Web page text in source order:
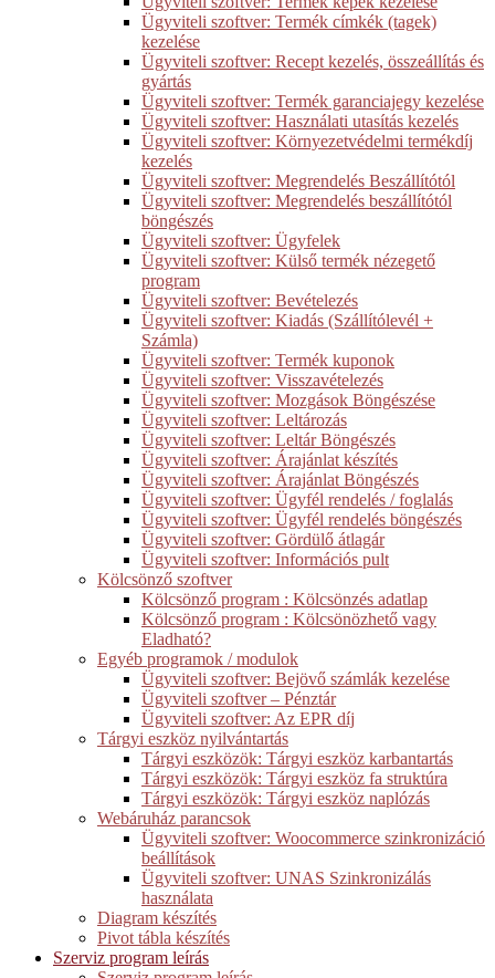
Ügyviteli szoftver: Termék címkék (tagek)
kezelése
Ügyviteli szoftver: Recept kezelés, összeállítás és
gyártás
Ügyviteli szoftver: Termék garanciajegy kezelése
Ügyviteli szoftver: Használati utasítás kezelés
Ügyviteli szoftver: Környezetvédelmi termékdíj
kezelés
Ügyviteli szoftver: Megrendelés Beszállítótól
Ügyviteli szoftver: Megrendelés beszállítótól
böngészés
Ügyviteli szoftver: Ügyfelek
Ügyviteli szoftver: Külső termék nézegető
program
Ügyviteli szoftver: Bevételezés
Ügyviteli szoftver: Kiadás (Szállítólevél +
Számla)
Ügyviteli szoftver: Termék kuponok
Ügyviteli szoftver: Visszavételezés
Ügyviteli szoftver: Mozgások Böngészése
Ügyviteli szoftver: Leltározás
Ügyviteli szoftver: Leltár Böngészés
Ügyviteli szoftver: Árajánlat készítés
Ügyviteli szoftver: Árajánlat Böngészés
Ügyviteli szoftver: Ügyfél rendelés / foglalás
Ügyviteli szoftver: Ügyfél rendelés böngészés
Ügyviteli szoftver: Gördülő átlagár
Ügyviteli szoftver: Információs pult
Kölcsönző szoftver
Kölcsönző program : Kölcsönzés adatlap
Kölcsönző program : Kölcsönözhető vagy
Eladható?
Egyéb programok / modulok
Ügyviteli szoftver: Bejövő számlák kezelése
Ügyviteli szoftver – Pénztár
Ügyviteli szoftver: Az EPR díj
Tárgyi eszköz nyilvántartás
Tárgyi eszközök: Tárgyi eszköz karbantartás
Tárgyi eszközök: Tárgyi eszköz fa struktúra
Tárgyi eszközök: Tárgyi eszköz naplózás
Webáruház parancsok
Ügyviteli szoftver: Woocommerce szinkronizáció
beállítások
Ügyviteli szoftver: UNAS Szinkronizálás
használata
Diagram készítés
Pivot tábla készítés
Szerviz program leírás